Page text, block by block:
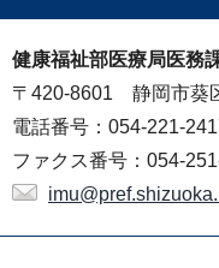
健康福祉部医療局医務
〒420-8601 静岡市葵
電話番号：054-221-
ファクス番号：054-